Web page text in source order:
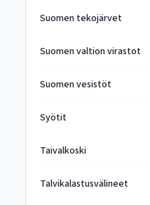
Suomen tekojärvet
Suomen valtion virastot
Suomen vesistöt
Syötit
Taivalkoski
Talvikalastusvälineet